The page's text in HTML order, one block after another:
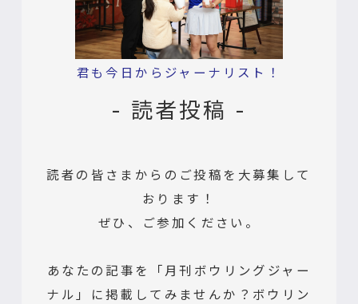
君も今日からジャーナリスト！
- 読者投稿 -
読者の皆さまからのご投稿を大募集して
おります！
ぜひ、ご参加ください。
あなたの記事を「月刊ボウリングジャー
ナル」に掲載してみませんか？ボウリン